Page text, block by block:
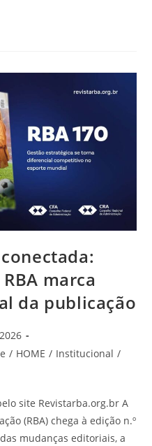
marca
da publicação
/ HOME / Institucional /
site Revistarba.org.br A
(RBA) chega à edição n.º
mudanças editoriais, a